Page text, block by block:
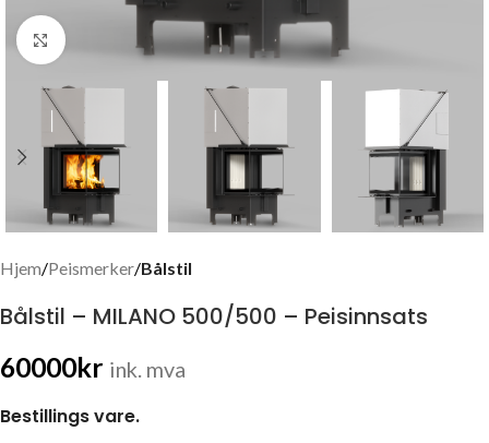
Click to enlarge
Hjem Peismerker Bålstil
Bålstil – MILANO 500/500 – Peisinnsats
60000kr ink. mva
Bestillings vare.